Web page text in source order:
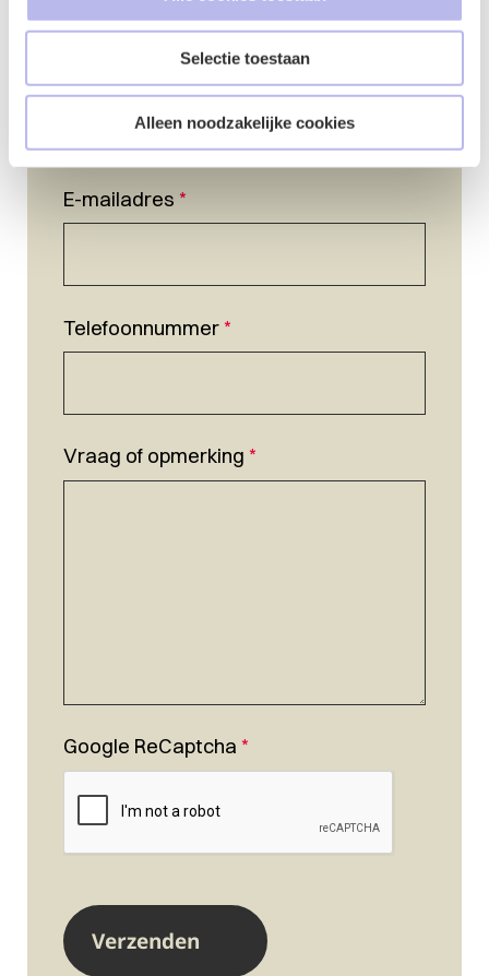
Selectie toestaan
Alleen noodzakelijke cookies
E-mailadres *
Telefoonnummer*
Vraag of opmerking *
Google ReCaptcha *